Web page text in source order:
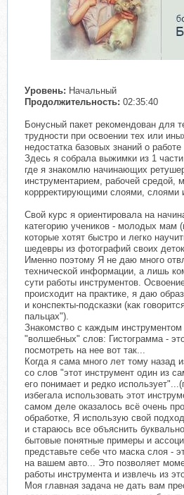
Уровень: Начальный
Продолжительность: 02:35:40
Бонусный пакет рекомендован для
трудности при освоении тех или
недостатка базовых знаний о
Здесь я собрала выжимки из 1
где я знакомлю начинающих
инструментарием, рабочей средой,
коррректирующими слоями, слоями
Свой курс я ориентировала на
категорию учеников - молодых мам
которые хотят быстро и легко
шедевры из фотографий своих
Именно поэтому Я не даю много
технической информации, а лишь
сути работы инструментов.
происходит на практике, я даю
и конспекты-подсказки (как
пальцах").
Знакомство с каждым
"волшебных" слов: Гистограмма -
посмотреть на нее вот так...
Когда я сама много лет тому назад
со слов "этот инструмент один из
его понимает и редко
избегала использовать этот
самом деле оказалось всё очень
обработке, Я использую свой
и стараюсь все объяснить
бытовые понятные примеры и
представьте себе что маска слоя -
на вашем авто... Это позволяет
работы инструмента и извлечь из
Моя главная задача не дать вам